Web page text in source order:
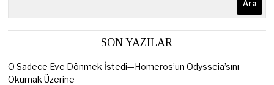
Ara
SON YAZILAR
O Sadece Eve Dönmek İstedi—Homeros’un Odysseia’sını
Okumak Üzerine